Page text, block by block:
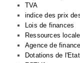
TVA
indice des prix
Lois de finances
Ressources
Agence de
Dotations de l'Etat